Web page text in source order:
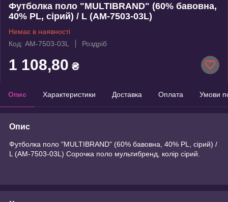
Футболка поло "MULTIBRAND" (60% бавовна,
40% PL, сірий) / L (AM-7503-03L)
Немає в наявності
Код: AM-7503-03L
Роздріб
1 108,80 ₴
Опис Характеристики Доставка Оплата Умови
Опис
Футболка поло "MULTIBRAND" (60% бавовна, 40% PL, сірий) /
L (AM-7503-03L) Сорочка поло мультибренд, колір сірий.